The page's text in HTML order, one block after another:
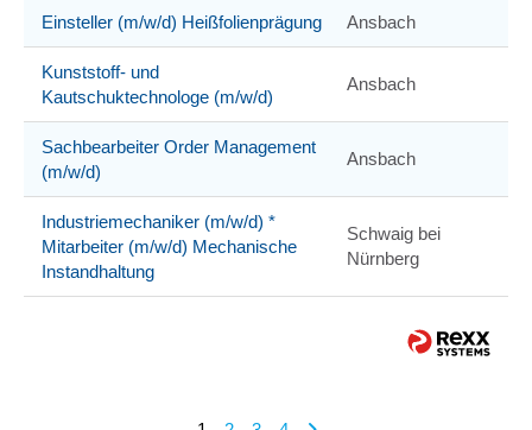
Einsteller (m/w/d) Heißfolienprägung Ansbach
Kunststoff- und
Kautschuktechnologe (m/w/d)
Ansbach
Sachbearbeiter Order Management
(m/w/d)
Ansbach
Industriemechaniker (m/w/d) *
Mitarbeiter (m/w/d) Mechanische
Instandhaltung
Schwaig bei
Nürnberg